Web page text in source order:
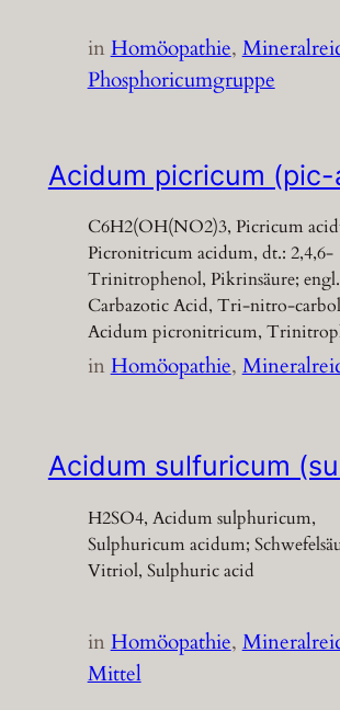
inHomöopathie,
Phosphoricumgruppe
Acidum picricum (pic-
C6H2(OH(NO2)3, Picricum
Picronitricum acidum, dt.: 2,4,6-
Trinitrophenol, Pikrinsäure;
Carbazotic Acid, Tri-nitro-
Acidum picronitricum,
inHomöopathie,
Acidum sulfuricum
H2SO4, Acidum sulphuricum,
Sulphuricum acidum;
Vitriol, Sulphuric acid
inHomöopathie,
Mittel